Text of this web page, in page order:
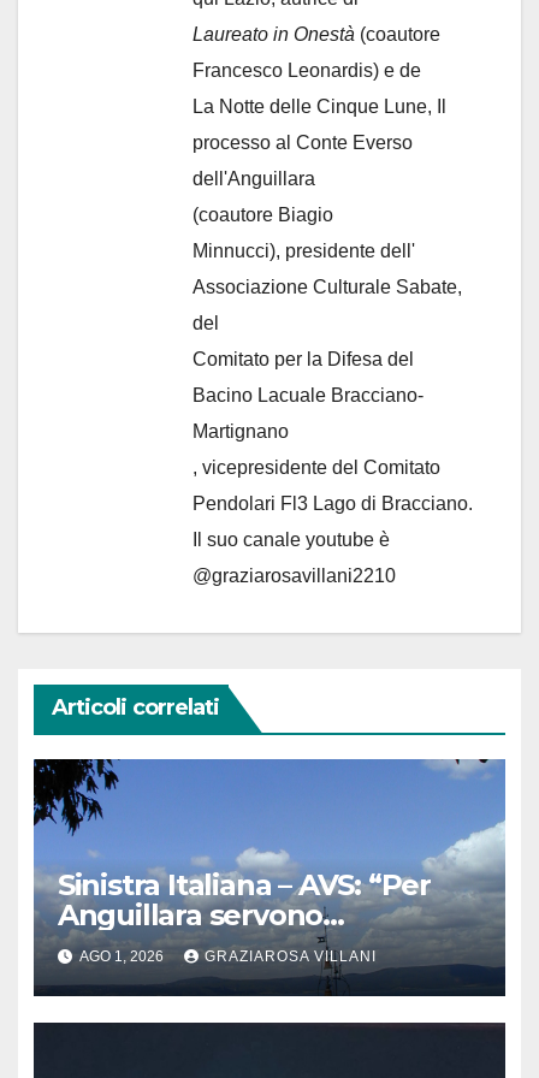
Laureato in Onestà (coautore
Francesco Leonardis) e de
La Notte delle Cinque Lune, Il
processo al Conte Everso
dell'Anguillara
(coautore Biagio
Minnucci), presidente dell'
Associazione Culturale Sabate,
del
Comitato per la Difesa del
Bacino Lacuale Bracciano-
Martignano
, vicepresidente del Comitato
Pendolari Fl3 Lago di Bracciano.
Il suo canale youtube è
@graziarosavillani2210
Articoli correlati
Sinistra Italiana – AVS: “Per
Anguillara servono
trasparenza, partecipazione e
scelte politiche coraggiose”
AGO 1, 2026 GRAZIAROSA VILLANI